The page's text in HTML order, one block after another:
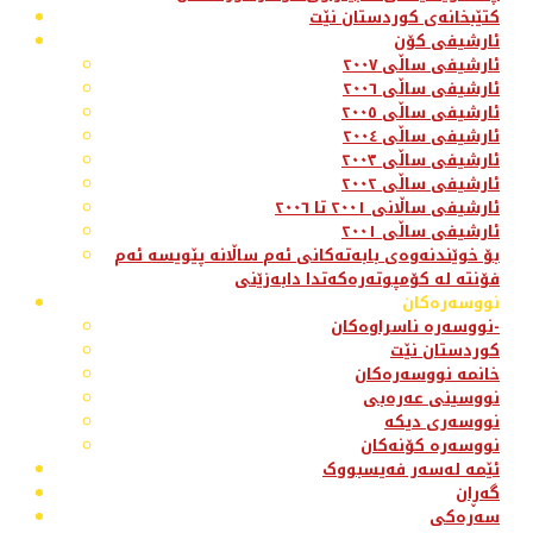
کتێبخانەی کوردستان نێت
ئارشیفی کۆن
ئارشیفی ساڵی ٢٠٠٧
ئارشیفی ساڵی ٢٠٠٦
ئارشیفی ساڵی ٢٠٠٥
ئارشیفی ساڵی ٢٠٠٤
ئارشیفی ساڵی ٢٠٠٣
ئارشیفی ساڵی ٢٠٠٢
ئارشیفی ساڵانی ٢٠٠١ تا ٢٠٠٦
ئارشیفی ساڵی ٢٠٠١
بۆ خوێندنەوەی بابەتەکانی ئەم ساڵانە پێویسە ئەم
فۆنتە لە کۆمپوتەرەکەتدا دابەزێنی
نووسەرەکان
نووسەرە ناسراوەکان-
کوردستان نێت
خانمە نووسەرەکان
نووسینی عەرەبی
نووسەری دیکە
نووسەرە کۆنەکان
ئێمە لەسەر فەیسبووک
گەڕان
سەرەکی